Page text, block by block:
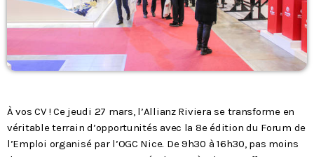
À vos CV ! Ce jeudi 27 mars, l’Allianz Riviera se transforme en
véritable terrain d’opportunités avec la 8e édition du Forum de
l’Emploi organisé par l’OGC Nice. De 9h30 à 16h30, pas moins